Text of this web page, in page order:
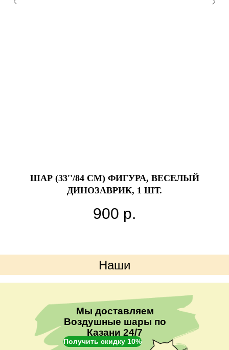
ШАР (33''/84 СМ) ФИГУРА, ВЕСЕЛЫЙ
ДИНОЗАВРИК, 1 ШТ.
900 р.
Наши
преимущества
Мы доставляем
Воздушные шары по
Казани 24/7
Получить скидку 10%